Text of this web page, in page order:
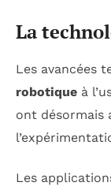
La
Les avancées
robotique à
ont désormais
Les